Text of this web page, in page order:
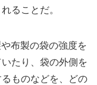
ることだ。
布製の袋の強度を
たり、袋の外側を
ものなどを、どの